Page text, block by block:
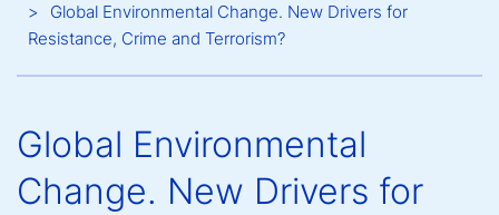
Global Environmental Change. New Drivers for
Resistance, Crime and Terrorism?
Global Environmental
Change. New Drivers for